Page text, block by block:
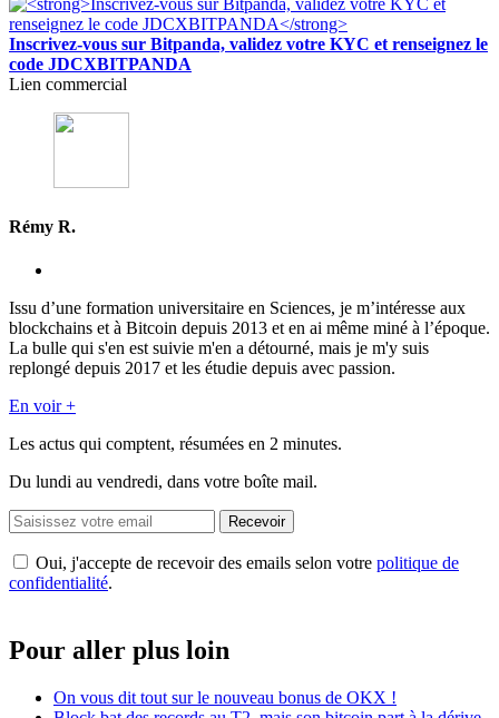
Inscrivez-vous sur Bitpanda, validez votre KYC et renseignez le
code JDCXBITPANDA
Lien commercial
Rémy R.
Issu d’une formation universitaire en Sciences, je m’intéresse aux
blockchains et à Bitcoin depuis 2013 et en ai même miné à l’époque.
La bulle qui s'en est suivie m'en a détourné, mais je m'y suis
replongé depuis 2017 et les étudie depuis avec passion.
En voir +
Les actus qui comptent, résumées en 2 minutes.
Du lundi au vendredi, dans votre boîte mail.
Recevoir
Oui, j'accepte de recevoir des emails selon votre politique de
confidentialité.
Pour aller plus loin
On vous dit tout sur le nouveau bonus de OKX !